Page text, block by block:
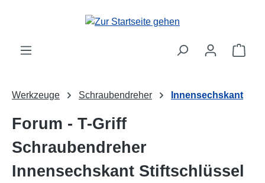
Zum Hauptinhalt springen
Werkzeuge Schraubendreher Innensechskant
Forum - T-Griff
Schraubendreher
Innensechskant Stiftschlüssel